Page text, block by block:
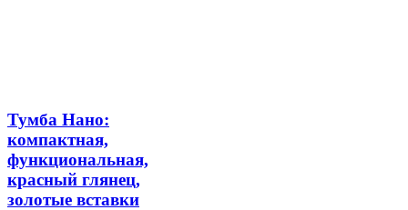
Тумба Нано:
компактная,
функциональная,
красный глянец,
золотые вставки